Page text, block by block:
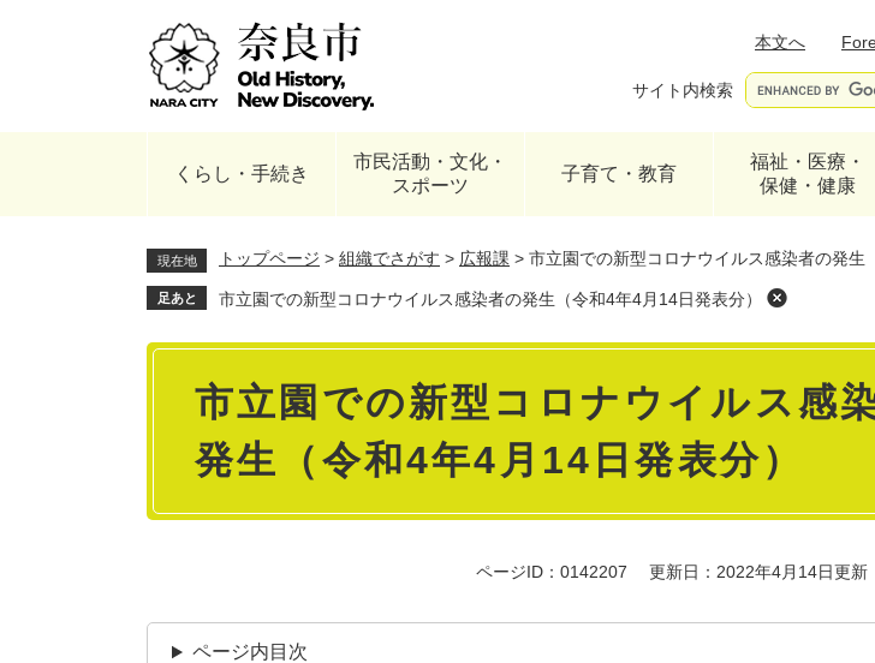
本文へ
サイト内検索
くらし・手続き
市民活動・文化・
スポーツ
子育て・教育
福祉・医療・
保健・健康
現在地 トップページ > 組織でさがす > 広報課 > 市立園での新型コロナウイルス感染者の発生
足あと 市立園での新型コロナウイルス感染者の発生（令和4年4月14日発表分）
本
市立園での新型コロナウイルス感
発生（令和4年4月14日発表分）
ページID：0142207 更新日：2022年4月14日更新
ページ内目次